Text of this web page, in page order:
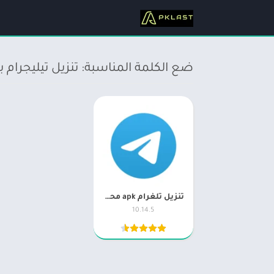
ضع الكلمة المناسبة: تنزيل
تنزيل تلغرام apk محدث اخر اصدار Telegram
10.14.5